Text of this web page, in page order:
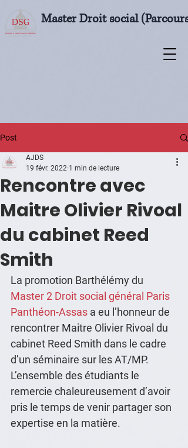
Master Droit social
Post
Rencontre avec
Maitre Olivier Rivoal
du cabinet Reed
Smith
AJDS
19 févr. 2022 1 min de lecture
La promotion Barthélémy du
Master 2 Droit social général Paris
Panthéon-Assas a eu l’honneur de
rencontrer Maitre Olivier Rivoal du
cabinet Reed Smith dans le cadre
d’un séminaire sur les AT/MP.
L’ensemble des étudiants le
remercie chaleureusement d’avoir
pris le temps de venir partager son
expertise en la matière.